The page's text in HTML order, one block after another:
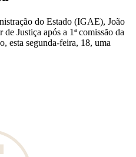
do Estado (IGAE), João
Justiça após a 1ª comissão da
esta segunda-feira, 18, uma